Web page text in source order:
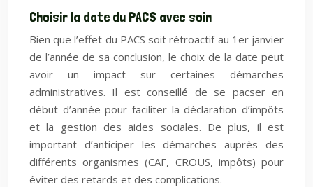
Choisir la date du PACS avec soin
Bien que l’effet du PACS soit rétroactif au 1er janvier
de l’année de sa conclusion, le choix de la date peut
avoir un impact sur certaines démarches
administratives. Il est conseillé de se pacser en
début d’année pour faciliter la déclaration d’impôts
et la gestion des aides sociales. De plus, il est
important d’anticiper les démarches auprès des
différents organismes (CAF, CROUS, impôts) pour
éviter des retards et des complications.